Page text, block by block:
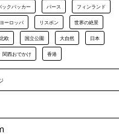
ックパッカー パース フィンランド
ヨーロッパ リスボン 世界の絶景
北欧 国立公園 大自然 日本
関西おでかけ 香港